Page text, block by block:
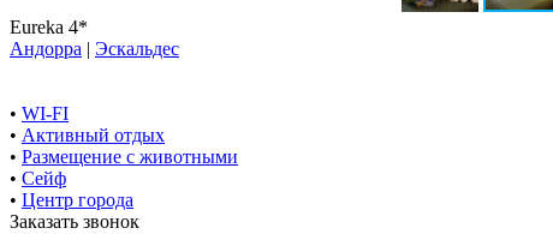
Eureka 4*
Андорра | Эскальдес
• WI-FI
• Активный отдых
• Размещение с животными
• Сейф
• Центр города
Заказать звонок